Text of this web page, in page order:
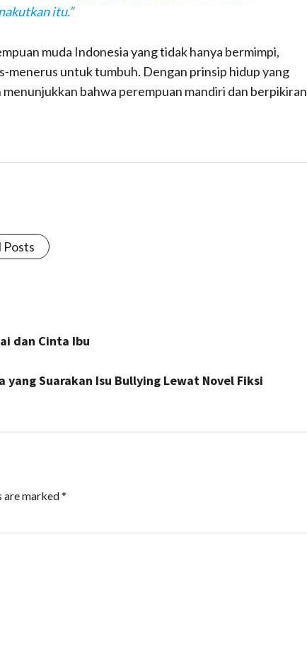
itu.”
muda Indonesia yang tidak hanya bermimpi,
menerus untuk tumbuh. Dengan prinsip hidup yang
bahwa perempuan mandiri dan berpikiran
Posts
dan Cinta Ibu
Suarakan Isu Bullying Lewat Novel Fiksi
are marked*